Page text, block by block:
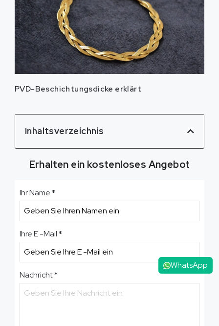
PVD-Beschichtungsdicke erklärt
Inhaltsverzeichnis
Erhalten ein kostenloses Angebot
Ihr Name*
Ihre E -Mail*
Nachricht*
WhatsApp